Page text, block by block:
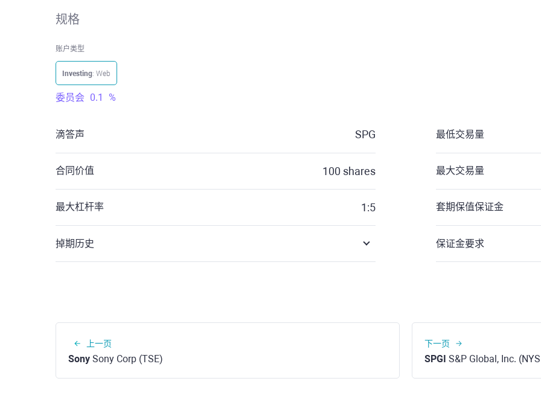
规格
账户类型
Investing: Web
委员会 0.1 %
滴答声 SPG
合同价值 100 shares
最大杠杆率 1:5
掉期历史
最低交易量
最大交易量
套期保值保证金
保证金要求
上一页
Sony Sony Corp (TSE)
下一页
SPGI S&P Global, Inc.